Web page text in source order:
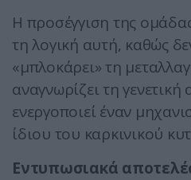
Η προσέγγιση της
τη λογική αυτή, καθώς
«μπλοκάρει» τη
αναγνωρίζει τη γενετική
ενεργοποιεί έναν
ίδιου του καρκινικού
Εντυπωσιακά